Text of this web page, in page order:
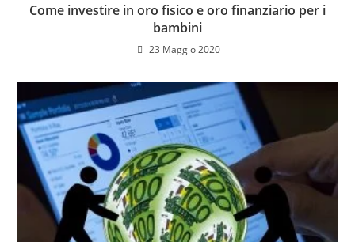
Come investire in oro fisico e oro finanziario per i
bambini
23 Maggio 2020